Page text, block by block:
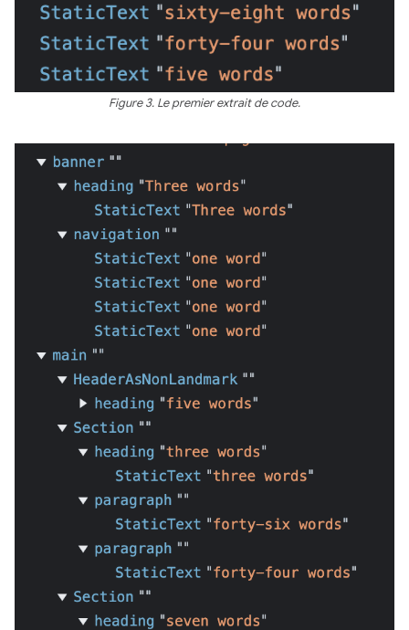
Figure 3. Le premier extrait de code.